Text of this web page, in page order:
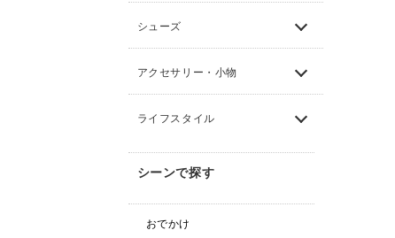
シューズ
アクセサリー・小物
ライフスタイル
シーンで探す
おでかけ